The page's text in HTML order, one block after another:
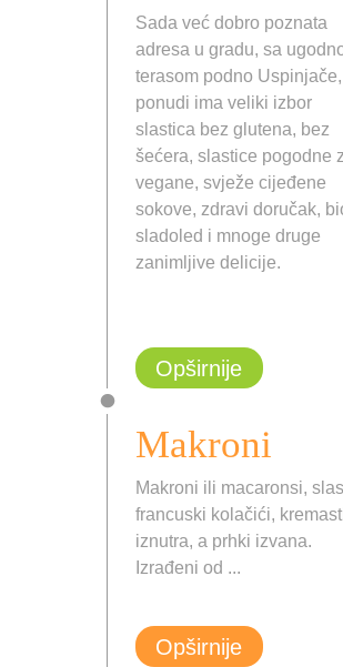
Sada već dobro poznata
adresa u gradu, sa
terasom podno
ponudi ima veliki izbor
slastica bez glutena, bez
šećera, slastice pogodne
vegane, svježe cijeđene
sokove, zdravi doručak,
sladoled i mnoge druge
zanimljive delicije.
Opširnije
Makroni
Makroni ili macaronsi,
francuski kolačići,
iznutra, a prhki izvana.
Izrađeni od ...
Opširnije